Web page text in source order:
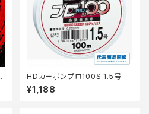
HDカーボンプロ100S 1.5号
¥1,188